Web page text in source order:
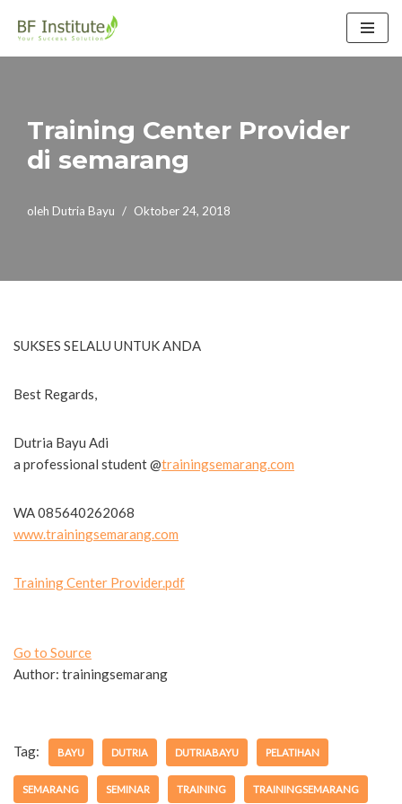
Training Center Provider
di semarang
oleh Dutria Bayu Oktober 24, 2018
SUKSES SELALU UNTUK ANDA
Best Regards,
Dutria Bayu Adi
a professional student @trainingsemarang.com
WA 085640262068
www.trainingsemarang.com
Training Center Provider.pdf
Go to Source
Author: trainingsemarang
Tag: BAYU DUTRIA DUTRIABAYU PELATIHAN
SEMARANG SEMINAR TRAINING TRAININGSEMARANG